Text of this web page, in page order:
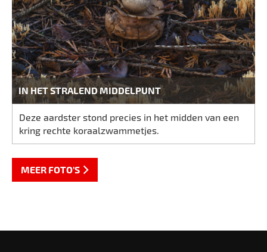
IN HET STRALEND MIDDELPUNT
Deze aardster stond precies in het midden van een
kring rechte koraalzwammetjes.
MEER FOTO'S